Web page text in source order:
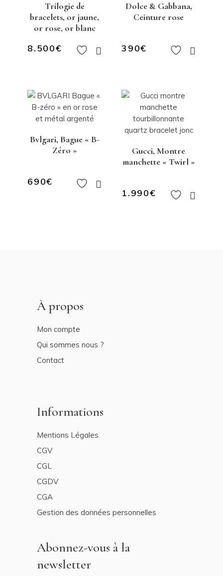
Trilogie de
bracelets, or jaune,
or rose, or blanc
8.500€
Dolce & Gabbana,
Ceinture rose
390€
Bvlgari, Bague « B-
Zéro »
690€
Gucci, Montre
manchette « Twirl »
1.990€
À propos
Mon compte
Qui sommes nous ?
Contact
Informations
Mentions Légales
CGV
CGL
CGDV
CGA
Gestion des données personnelles
Abonnez-vous à la
newsletter